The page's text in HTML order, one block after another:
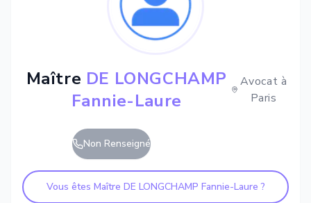
Maître DE LONGCHAMP
Fannie-Laure
Avocat à
Paris
Non Renseigné
Vous êtes Maître DE LONGCHAMP Fannie-Laure ?